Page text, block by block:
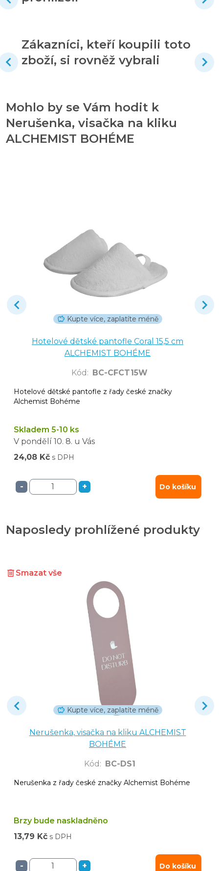
Zákazníci, kteří koupili toto
zboží, si rovněž vybrali
Mohlo by se Vám hodit k
Nerušenka, visačka na kliku
ALCHEMIST BOHÉME
Kupte více, zaplatíte méně
Hotelové dětské pantofle Coral 15,5 cm
ALCHEMIST BOHÉME
Kód : BC-CFCT15W
Hotelové dětské pantofle z řady české značky
Alchemist Bohéme
Skladem 5-10 ks
V pondělí 10. 8. u Vás
24,08 Kč s DPH
- + Do košíku
Naposledy prohlížené produkty
Smazat vše
Kupte více, zaplatíte méně
Nerušenka, visačka na kliku ALCHEMIST
BOHÉME
Kód : BC-DS1
Nerušenka z řady české značky Alchemist Bohéme
Brzy bude naskladněno
13,79 Kč s DPH
- + Do košíku